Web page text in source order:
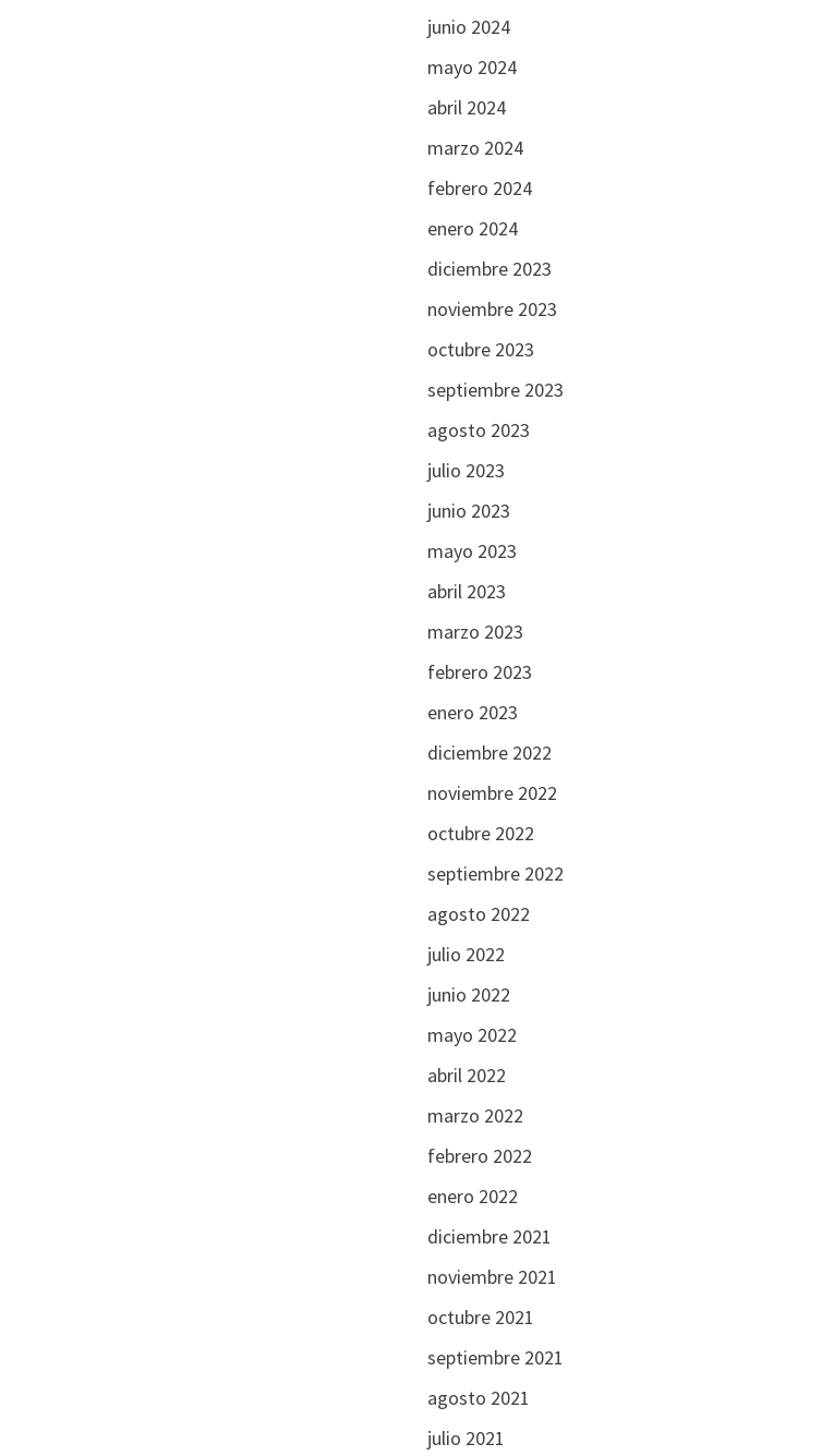
junio 2024
mayo 2024
abril 2024
marzo 2024
febrero 2024
enero 2024
diciembre 2023
noviembre 2023
octubre 2023
septiembre 2023
agosto 2023
julio 2023
junio 2023
mayo 2023
abril 2023
marzo 2023
febrero 2023
enero 2023
diciembre 2022
noviembre 2022
octubre 2022
septiembre 2022
agosto 2022
julio 2022
junio 2022
mayo 2022
abril 2022
marzo 2022
febrero 2022
enero 2022
diciembre 2021
noviembre 2021
octubre 2021
septiembre 2021
agosto 2021
julio 2021